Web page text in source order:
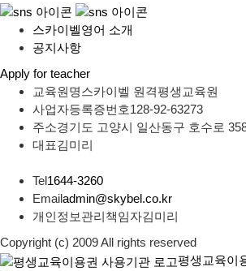
스카이벨영어 소개
공지사항
Apply for teacher
교육원명스카이벨 원격평생교육원
사업자등록증번호128-92-63273
주소경기도 고양시 일산동구 호수로
대표김미리
Tel 1644-3260
Emailadmin@skybel.co.kr
개인정보관리책임자김미리
Copyright (c) 2009 All rights reserved
평생교육이